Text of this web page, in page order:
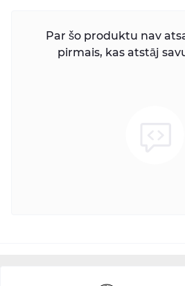
Par šo produktu nav
pirmais, kas atstāj